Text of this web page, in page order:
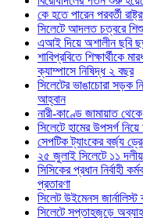
কে হতে পারেন পরবর্তী
সিলেটে আদলত চত্বরে শিশু
এআই দিয়ে অশালীন ছবি
শাবিপ্রবিতে শিক্ষার্থীকে
ক্যাম্পাসে নিষিদ্ধ ২ বছর
সিলেটের ভাঙাচোরা সড়ক
আহ্বান
নারী-কাণ্ডে জামায়াত
সিলেটে হামের উপসর্গ
সেপটিক ট্যাংকের বর্জ্য
২৫ জুলাই সিলেটে ১১
সিসিকের প্রধান নির্বাহী
প্রতারণা
সিলেট উইমেনস জার্নালিস্ট
সিলেটে সপ্তাহজুড়ে